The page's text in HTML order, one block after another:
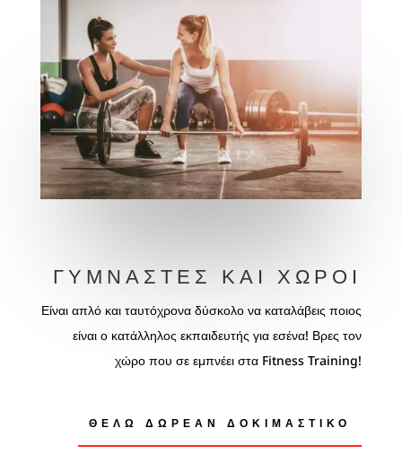
ΓΥΜΝΑΣΤΈΣ ΚΑΙ ΧΏΡΟΙ
Είναι απλό και ταυτόχρονα δύσκολο να καταλάβεις ποιος
είναι ο κατάλληλος εκπαιδευτής για εσένα! Βρες τον
χώρο που σε εμπνέει στα Fitness Training!
ΘΕΛΩ ΔΩΡΕΑΝ ΔΟΚΙΜΑΣΤΙΚΌ